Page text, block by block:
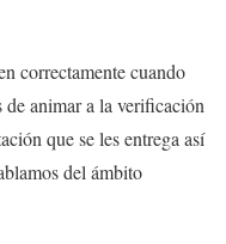
correctamente cuando
de animar a la verificación
que se les entrega así
del ámbito